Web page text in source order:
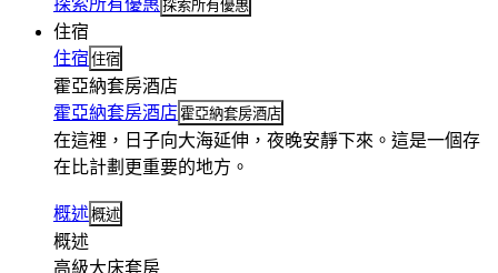
探索所有優惠
住宿
住宿 住宿
霍亞納套房酒店
霍亞納套房酒店 霍亞納套房酒店
在這裡，日子向大海延伸，夜晚安靜下來。這是一個存
在比計劃更重要的地方。
概述概述
概述
高級大床套房